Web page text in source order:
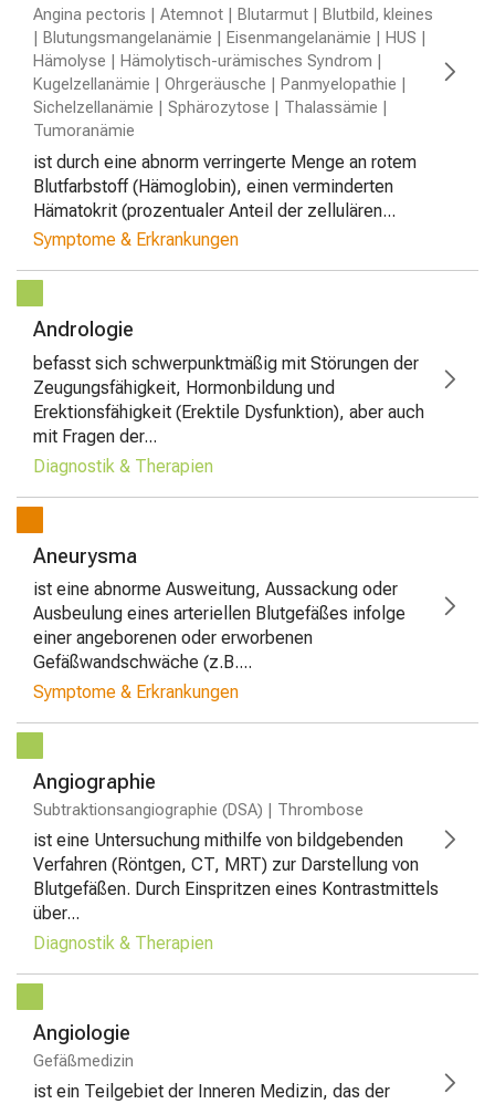
Angina pectoris | Atemnot | Blutarmut | Blutbild, kleines
| Blutungsmangelanämie | Eisenmangelanämie | HUS |
Hämolyse | Hämolytisch-urämisches Syndrom |
Kugelzellanämie | Ohrgeräusche | Panmyelopathie |
Sichelzellanämie | Sphärozytose | Thalassämie |
Tumoranämie
ist durch eine abnorm verringerte Menge an rotem
Blutfarbstoff (Hämoglobin), einen verminderten
Hämatokrit (prozentualer Anteil der zellulären...
Symptome & Erkrankungen
Andrologie
befasst sich schwerpunktmäßig mit Störungen der
Zeugungsfähigkeit, Hormonbildung und
Erektionsfähigkeit (Erektile Dysfunktion), aber auch
mit Fragen der...
Diagnostik & Therapien
Aneurysma
ist eine abnorme Ausweitung, Aussackung oder
Ausbeulung eines arteriellen Blutgefäßes infolge
einer angeborenen oder erworbenen
Gefäßwandschwäche (z.B....
Symptome & Erkrankungen
Angiographie
Subtraktionsangiographie (DSA) | Thrombose
ist eine Untersuchung mithilfe von bildgebenden
Verfahren (Röntgen, CT, MRT) zur Darstellung von
Blutgefäßen. Durch Einspritzen eines Kontrastmittels
über...
Diagnostik & Therapien
Angiologie
Gefäßmedizin
ist ein Teilgebiet der Inneren Medizin, das der